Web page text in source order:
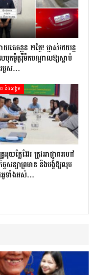
គេចខ្លួន ២​ថ្ងៃ​! ម្ចាស់​រថយន្ត​
បុក​ម៉ូតូ​រ៉ឺ​ម៉ក​បណ្តាល​ឱ្យ​ស្លាប់
បួស…
និងសង្គម
រូនុយក្លែអ៊ែរ ត្រូវអាជ្ញាធរហៅ
ច្ចសន្យាព្រមាន និងបង្ខំឱ្យលុប
អូទាំងអស់…